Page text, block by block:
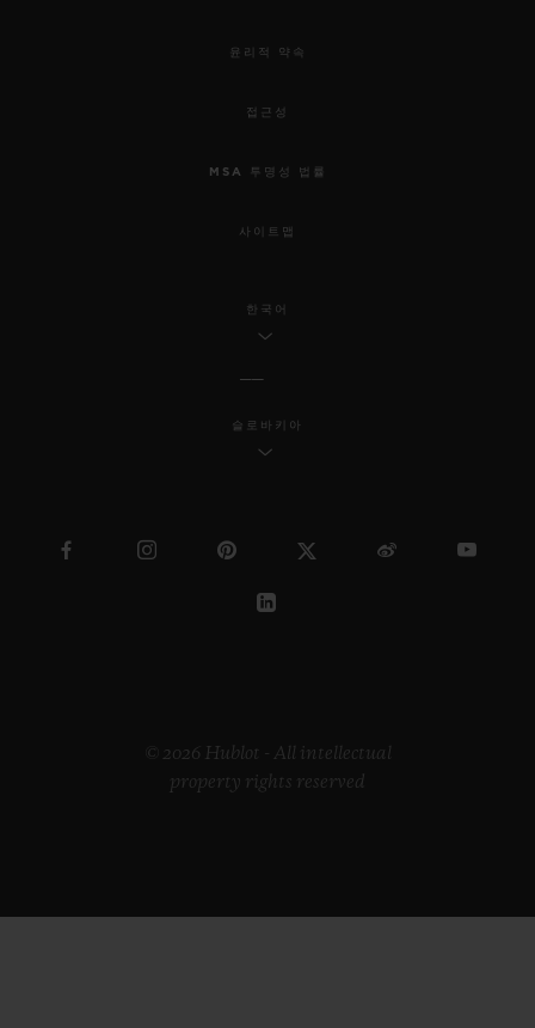
윤리적 약속
접근성
MSA 투명성 법률
사이트맵
한국어
슬로바키아
© 2026 Hublot - All intellectual
property rights reserved